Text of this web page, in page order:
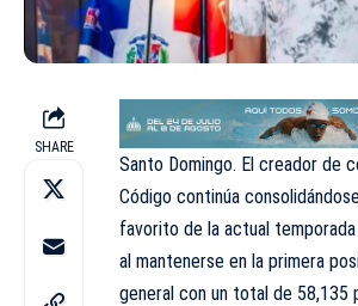
SHARE
Santo Domingo. El creador de
Código continúa
favorito de la actual
al mantenerse en la primera
general con un total de 58,135